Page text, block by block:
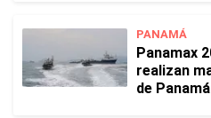
PANAMÁ
Panamax
realizan
de Panamá